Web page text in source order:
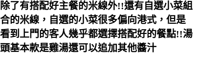
除了有搭配好主餐的米線外!!還有自選小菜組
合的米線，自選的小菜很多偏向港式，但是
看到上門的客人幾乎都選擇搭配好的餐點!!湯
頭基本款是雞湯還可以追加其他醬汁